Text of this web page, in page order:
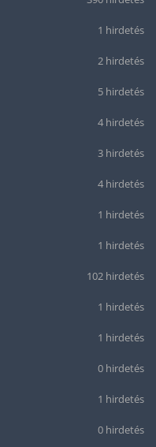
1 hirdetés
2 hirdetés
5 hirdetés
4 hirdetés
3 hirdetés
4 hirdetés
1 hirdetés
1 hirdetés
102 hirdetés
1 hirdetés
1 hirdetés
0 hirdetés
1 hirdetés
0 hirdetés